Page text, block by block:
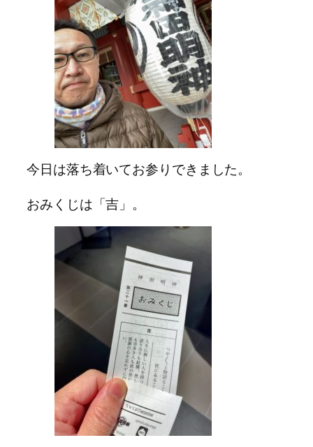
今日は落ち着いてお参りできました。
おみくじは「吉」。